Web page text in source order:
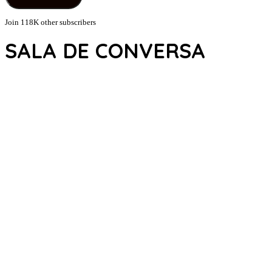
Join 118K other subscribers
SALA DE CONVERSA